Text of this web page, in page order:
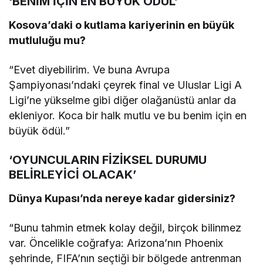
Kosova’daki o kutlama kariyerinin en büyük
mutluluğu mu?
“Evet diyebilirim. Ve buna Avrupa
Şampiyonası’ndaki çeyrek final ve Uluslar Ligi A
Ligi’ne yükselme gibi diğer olağanüstü anlar da
ekleniyor. Koca bir halk mutlu ve bu benim için en
büyük ödül.”
‘OYUNCULARIN FİZİKSEL DURUMU
BELİRLEYİCİ OLACAK’
Dünya Kupası’nda nereye kadar gidersiniz?
“Bunu tahmin etmek kolay değil, birçok bilinmez
var. Öncelikle coğrafya: Arizona’nın Phoenix
şehrinde, FIFA’nın seçtiği bir bölgede antrenman